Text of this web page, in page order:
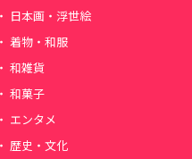
日本画・浮世絵
着物・和服
和雑貨
和菓子
エンタメ
歴史・文化